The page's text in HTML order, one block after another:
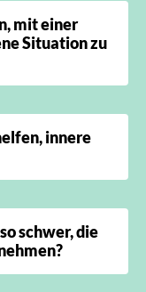
mit einer
Situation zu
innere
schwer, die